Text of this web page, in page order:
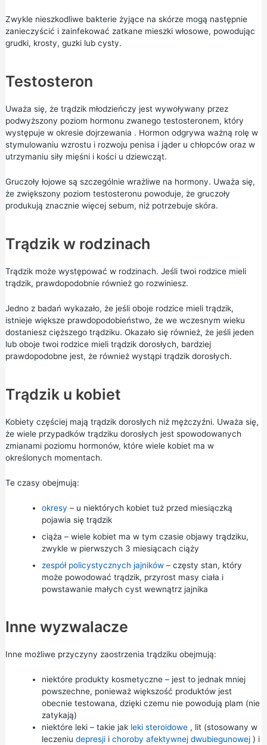
Zwykle nieszkodliwe bakterie żyjące na skórze mogą następnie
zanieczyścić i zainfekować zatkane mieszki włosowe, powodując
grudki, krosty, guzki lub cysty.
Testosteron
Uważa się, że trądzik młodzieńczy jest wywoływany przez
podwyższony poziom hormonu zwanego testosteronem, który
występuje w okresie dojrzewania . Hormon odgrywa ważną rolę w
stymulowaniu wzrostu i rozwoju penisa i jąder u chłopców oraz w
utrzymaniu siły mięśni i kości u dziewcząt.
Gruczoły łojowe są szczególnie wrażliwe na hormony. Uważa się,
że zwiększony poziom testosteronu powoduje, że gruczoły
produkują znacznie więcej sebum, niż potrzebuje skóra.
Trądzik w rodzinach
Trądzik może występować w rodzinach. Jeśli twoi rodzice mieli
trądzik, prawdopodobnie również go rozwiniesz.
Jedno z badań wykazało, że jeśli oboje rodzice mieli trądzik,
istnieje większe prawdopodobieństwo, że we wczesnym wieku
dostaniesz cięższego trądziku. Okazało się również, że jeśli jeden
lub oboje twoi rodzice mieli trądzik dorosłych, bardziej
prawdopodobne jest, że również wystąpi trądzik dorosłych.
Trądzik u kobiet
Kobiety częściej mają trądzik dorosłych niż mężczyźni. Uważa się,
że wiele przypadków trądziku dorosłych jest spowodowanych
zmianami poziomu hormonów, które wiele kobiet ma w
określonych momentach.
Te czasy obejmują:
okresy – u niektórych kobiet tuż przed miesiączką
pojawia się trądzik
ciąża – wiele kobiet ma w tym czasie objawy trądziku,
zwykle w pierwszych 3 miesiącach ciąży
zespół policystycznych jajników– częsty stan, który
może powodować trądzik, przyrost masy ciała i
powstawanie małych cyst wewnątrz jajnika
Inne wyzwalacze
Inne możliwe przyczyny zaostrzenia trądziku obejmują:
niektóre produkty kosmetyczne – jest to jednak mniej
powszechne, ponieważ większość produktów jest
obecnie testowana, dzięki czemu nie powodują plam (nie
zatykają)
niektóre leki – takie jak leki steroidowe, lit (stosowany w
leczeniu depresjii choroby afektywnej dwubiegunowej) i